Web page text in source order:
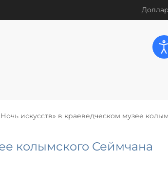
искусств» в краеведческом музее
колымского Сеймчана